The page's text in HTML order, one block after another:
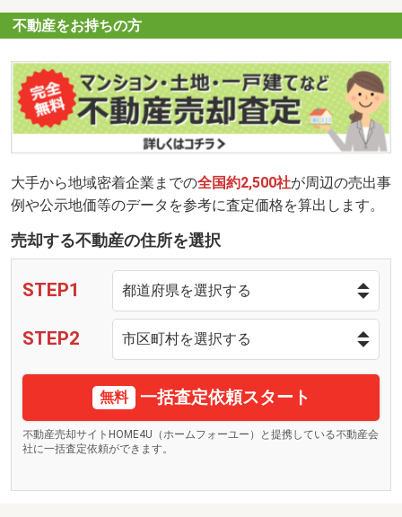
不動産をお持ちの方
大手から地域密着企業までの全国約2,500社が周辺の売出事
例や公示地価等のデータを参考に査定価格を算出します。
売却する不動産の住所を選択
STEP1
STEP2
無料 一括査定依頼スタート
不動産売却サイトHOME4U（ホームフォーユー）と提携している不動産会
社に一括査定依頼ができます。